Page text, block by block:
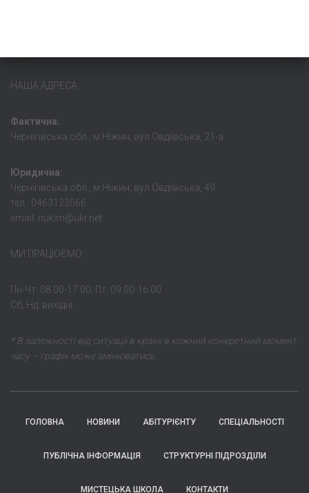
НАША АДРЕСА:
Фактична:
Чернігівська обл., м.Ніжин, вул.Овдіївська, 21-а
Юридична:
Чернігівська обл., м.Ніжин, вул.Овдіівська, 49
тел.: 0463123066
email: nukim@ukr.net
МИ ПРАЦЮЄМО:
Пн-Чт: 08.00-17.00; Пт: 09.00-16.00
Сб, Нд: вихідні.
* В залежності від ситуації в країні в кожний конкретний момент
часу – графік може змінюватись.
ГОЛОВНА НОВИНИ АБІТУРІЄНТУ СПЕЦІАЛЬНОСТІ
ПУБЛІЧНА ІНФОРМАЦІЯ СТРУКТУРНІ ПІДРОЗДІЛИ
МИСТЕЦЬКА ШКОЛА КОНТАКТИ